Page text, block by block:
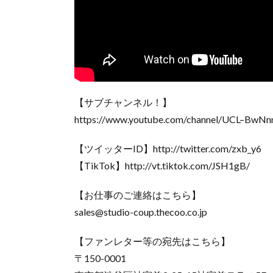
【サブチャンネル！】
https://www.youtube.com/channel/
【ツイッターID】http://twitter.com/zxb_y6
【TikTok】http://vt.tiktok.com/JSH1gB/
【お仕事のご連絡はこちら】
sales@studio-coup.thecoo.co.jp
【ファンレター等の宛先はこちら】
〒150-0001